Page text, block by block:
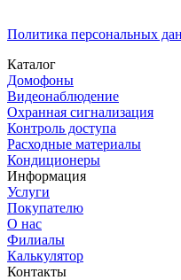
Политика персональных
Каталог
Домофоны
Видеонаблюдение
Охранная сигнализация
Контроль доступа
Расходные материалы
Кондиционеры
Информация
Услуги
Покупателю
О нас
Филиалы
Калькулятор
Контакты